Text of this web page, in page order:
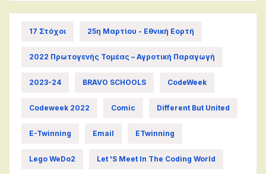
17 Στόχοι 25η Μαρτίου - Εθνική Εορτή
2022 Πρωτογενής Τομέας – Αγροτική Παραγωγή
2023-24 BRAVO SCHOOLS CodeWeek
Codeweek 2022 Comic Different But United
E-Twinning Email ETwinning
Lego WeDo2 Let 's Meet In The Coding World